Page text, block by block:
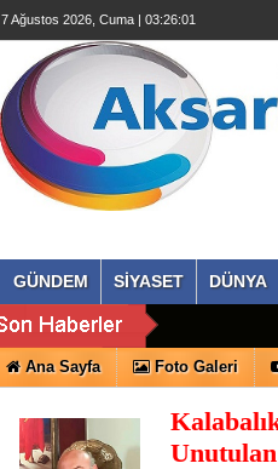
7 Ağustos 2026, Cuma | 03:26:02
GÜNDEM SİYASET DÜNYA
Ana Sayfa Foto Galeri